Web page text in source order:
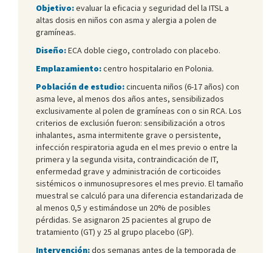
Objetivo:evaluar la eficacia y seguridad del la ITSL a
altas dosis en niños con asma y alergia a polen de
gramíneas.
Diseño:ECA doble ciego, controlado con placebo.
Emplazamiento:centro hospitalario en Polonia.
Población de estudio:cincuenta niños (6-17 años) con
asma leve, al menos dos años antes, sensibilizados
exclusivamente al polen de gramíneas con o sin RCA. Los
criterios de exclusión fueron: sensibilización a otros
inhalantes, asma intermitente grave o persistente,
infección respiratoria aguda en el mes previo o entre la
primera y la segunda visita, contraindicación de IT,
enfermedad grave y administración de corticoides
sistémicos o inmunosupresores el mes previo. El tamaño
muestral se calculó para una diferencia estandarizada de
al menos 0,5 y estimándose un 20% de posibles
pérdidas. Se asignaron 25 pacientes al grupo de
tratamiento (GT) y 25 al grupo placebo (GP).
Intervención:dos semanas antes de la temporada de